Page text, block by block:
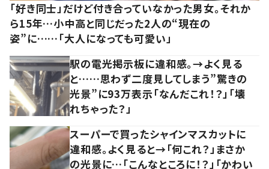
「好き同士」だけど付き合っていなかった男女。それか
ら15年…小中高と同じだった2人の“現在の
姿”に……「大人になっても可愛い」
駅の電光掲示板に違和感。→よく見る
と……思わず二度見してしまう”驚きの
光景”に93万表示「なんだこれ！？」「壊
れちゃった？」
スーパーで買ったシャインマスカットに
違和感。よく見ると→「何これ？」まさか
の光景に…「こんなところに！？」「かわい